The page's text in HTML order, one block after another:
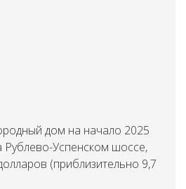
дом на начало 2025
Рублево-Успенском шоссе,
(приблизительно 9,7